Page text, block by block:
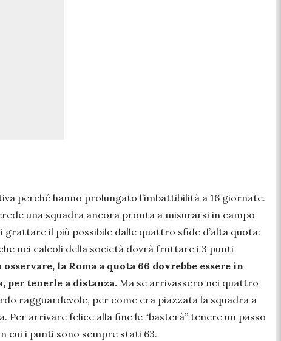
perché hanno prolungato l’imbattibilità a 16 giornate.
una squadra ancora pronta a misurarsi in campo
grattare il più possibile dalle quattro sfide d’alta quota:
nei calcoli della società dovrà fruttare i 3 punti
la Roma a quota 66 dovrebbe essere in
per tenerle a distanza. Ma se arrivassero nei quattro
ragguardevole, per come era piazzata la squadra a
Per arrivare felice alla fine le “basterà” tenere un passo
cui i punti sono sempre stati 63.